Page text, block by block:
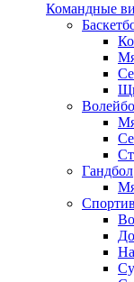
Командные
Гандбол